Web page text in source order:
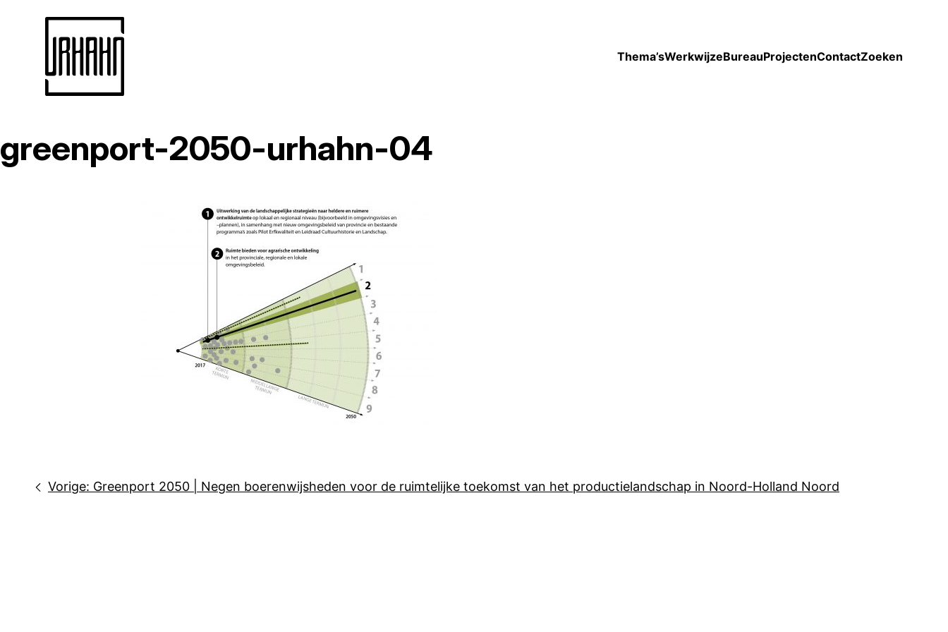
inhoud
Thema’sWerkwijzeBureauProjectenContactZoeken
greenport-2050-urhahn-04
Bericht
Vorige: Greenport 2050 | Negen boerenwijsheden voor de ruimtelijke toekomst van het productielandschap in Noord-Holland Noord